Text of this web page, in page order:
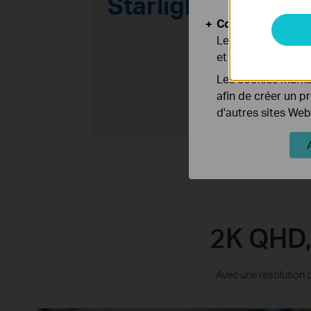
2K
Avec une résolution
Cookies
Les cookies
et ajuster les
Les cookies
afin de créer un
d'autres sites